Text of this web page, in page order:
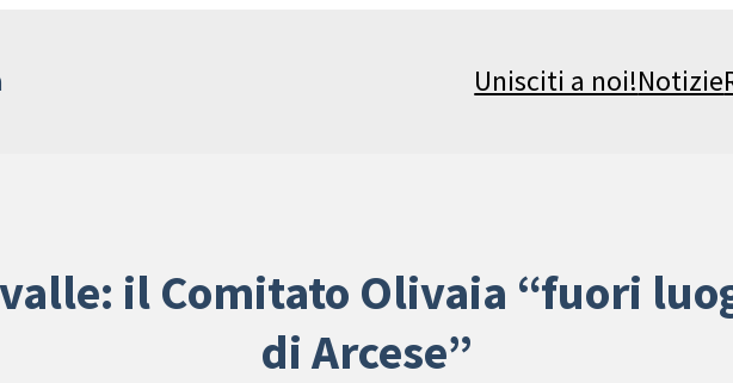
Unisciti a noi!Notizie
il Comitato Olivaia “fuori
di Arcese”